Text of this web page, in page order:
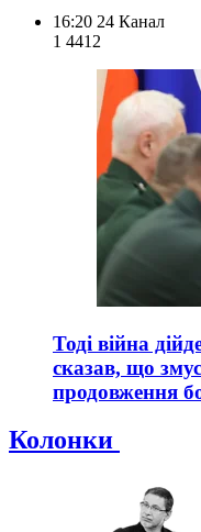
16:20 24 Канал
1 441 2
Тоді війна
сказав, що
продовження
Колонки